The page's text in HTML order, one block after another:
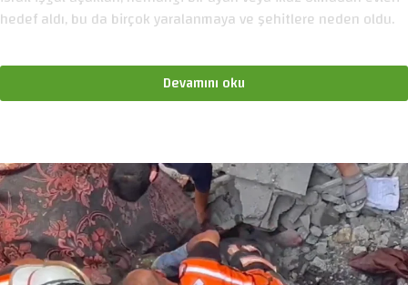
hedef aldı, bu da birçok yaralanmaya ve şehitlere neden oldu.
Devamını oku